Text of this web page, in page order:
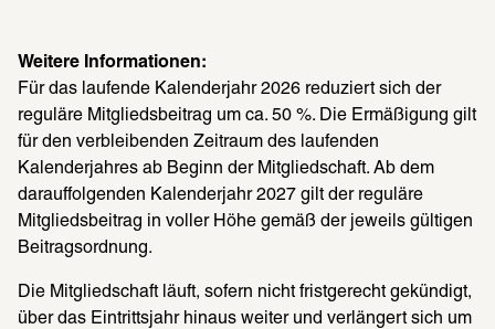
Weitere Informationen:
Für das laufende Kalenderjahr 2026 reduziert sich der
reguläre Mitgliedsbeitrag um ca. 50 %. Die Ermäßigung gilt
für den verbleibenden Zeitraum des laufenden
Kalenderjahres ab Beginn der Mitgliedschaft. Ab dem
darauffolgenden Kalenderjahr 2027 gilt der reguläre
Mitgliedsbeitrag in voller Höhe gemäß der jeweils gültigen
Beitragsordnung.
Die Mitgliedschaft läuft, sofern nicht fristgerecht gekündigt,
über das Eintrittsjahr hinaus weiter und verlängert sich um